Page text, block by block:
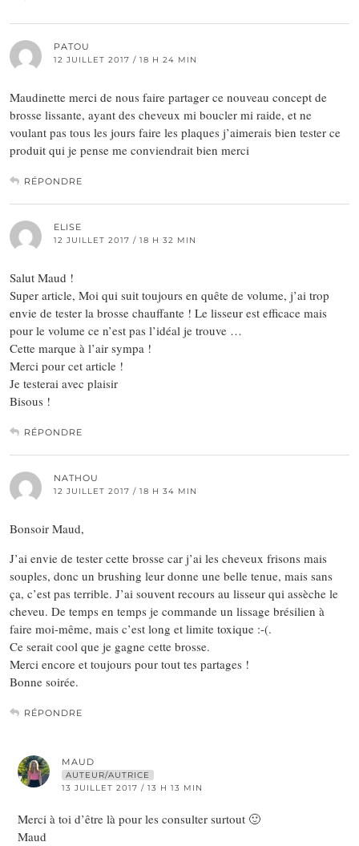
PATOU
12 JUILLET 2017 / 18 H 24 MIN
Maudinette merci de nous faire partager ce nouveau concept de
brosse lissante, ayant des cheveux mi boucler mi raide, et ne
voulant pas tous les jours faire les plaques j’aimerais bien tester ce
produit qui je pense me conviendrait bien merci
RÉPONDRE
ELISE
12 JUILLET 2017 / 18 H 32 MIN
Salut Maud !
Super article, Moi qui suit toujours en quête de volume, j’ai trop
envie de tester la brosse chauffante ! Le lisseur est efficace mais
pour le volume ce n’est pas l’idéal je trouve …
Cette marque à l’air sympa !
Merci pour cet article !
Je testerai avec plaisir
Bisous !
RÉPONDRE
NATHOU
12 JUILLET 2017 / 18 H 34 MIN
Bonsoir Maud,
J’ai envie de tester cette brosse car j’ai les cheveux frisons mais
souples, donc un brushing leur donne une belle tenue, mais sans
ça, c’est pas terrible. J’ai souvent recours au lisseur qui assèche le
cheveu. De temps en temps je commande un lissage brésilien à
faire moi-même, mais c’est long et limite toxique :-(.
Ce serait cool que je gagne cette brosse.
Merci encore et toujours pour tout tes partages !
Bonne soirée.
RÉPONDRE
MAUD
AUTEUR/AUTRICE
13 JUILLET 2017 / 13 H 13 MIN
Merci à toi d’être là pour les consulter surtout 🙂
Maud